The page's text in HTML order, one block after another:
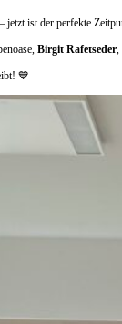
jetzt ist der perfekte
Birgit Rafetseder
💙